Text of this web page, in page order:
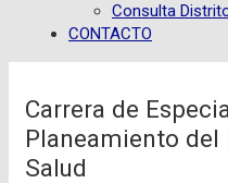
Consulta
CONTACTO
Carrera de
Planeamiento del
Salud